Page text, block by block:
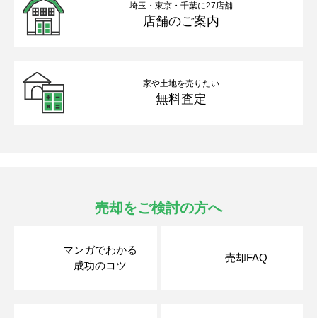
埼玉・東京・千葉に27店舗
店舗のご案内
家や土地を売りたい
無料査定
売却をご検討の方へ
マンガでわかる
成功のコツ
売却FAQ